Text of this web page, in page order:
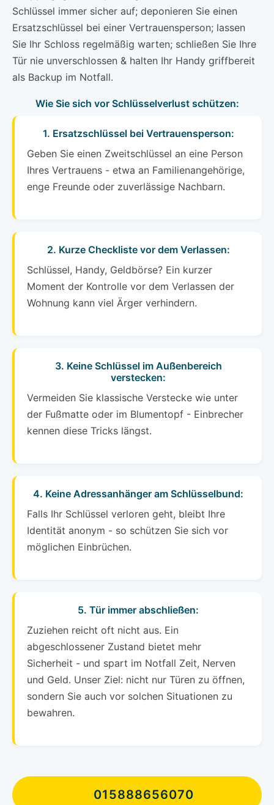
Schlüssel immer sicher auf; deponieren Sie einen
Ersatzschlüssel bei einer Vertrauensperson; lassen
Sie Ihr Schloss regelmäßig warten; schließen Sie Ihre
Tür nie unverschlossen & halten Ihr Handy griffbereit
als Backup im Notfall.
Wie Sie sich vor Schlüsselverlust schützen:
1. Ersatzschlüssel bei Vertrauensperson:
Geben Sie einen Zweitschlüssel an eine Person
Ihres Vertrauens - etwa an Familienangehörige,
enge Freunde oder zuverlässige Nachbarn.
2. Kurze Checkliste vor dem Verlassen:
Schlüssel, Handy, Geldbörse? Ein kurzer
Moment der Kontrolle vor dem Verlassen der
Wohnung kann viel Ärger verhindern.
3. Keine Schlüssel im Außenbereich
verstecken:
Vermeiden Sie klassische Verstecke wie unter
der Fußmatte oder im Blumentopf - Einbrecher
kennen diese Tricks längst.
4. Keine Adressanhänger am Schlüsselbund:
Falls Ihr Schlüssel verloren geht, bleibt Ihre
Identität anonym - so schützen Sie sich vor
möglichen Einbrüchen.
5. Tür immer abschließen:
Zuziehen reicht oft nicht aus. Ein
abgeschlossener Zustand bietet mehr
Sicherheit - und spart im Notfall Zeit, Nerven
und Geld. Unser Ziel: nicht nur Türen zu öffnen,
sondern Sie auch vor solchen Situationen zu
bewahren.
015888656070